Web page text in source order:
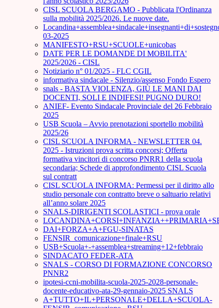
CISL SCUOLA BERGAMO - Pubblicata l'Ordinanza
sulla mobilità 2025/2026. Le nuove date.
03-2025
MANIFESTO+RSU+SCUOLE+unicobas
DATE PER LE DOMANDE DI MOBILITA'
2025/2026 - CISL
Notiziario n° 01/2025 - FLC CGIL
informativa sindacale - Silenzio/assenso Fondo Espero
snals - BASTA VIOLENZA, GIÙ LE MANI DAI
DOCENTI, SOLI E INDIFESI! PUGNO DURO!
ANIEF- Evento Sindacale Provinciale del 26 Febbraio
2025
USB Scuola – Avvio prenotazioni sportello mobilità
2025/26
CISL SCUOLA INFORMA - NEWSLETTER 04.
2025 - Istruzioni prova scritta concorsi; Offerta
formativa vincitori di concorso PNRR1 della scuola
secondaria; Schede di approfondimento CISL Scuola
sul contratt
CISL SCUOLA INFORMA: Permessi per il diritto allo
studio personale con contratto breve o saltuario relativi
all’anno solare 2025
SNALS-DIRIGENTI SCOLASTICI - prova orale
DAI+FORZA+A+FGU-SINATAS
FENSIR_comunicazione+finale+RSU
USB+Scuola+-+assemblea+streaming+12+febbraio
SINDACATO FEDER-ATA
SNALS - CORSO DI FORMAZIONE CONCORSO
PNNR2
ipotesi-ccni-mobilita-scuola-2025-2028-personale-
docente-educativo-ata-29-gennaio-2025 SNALS
A+TUTTO+IL+PERSONALE+DELLA+SCUOLA-